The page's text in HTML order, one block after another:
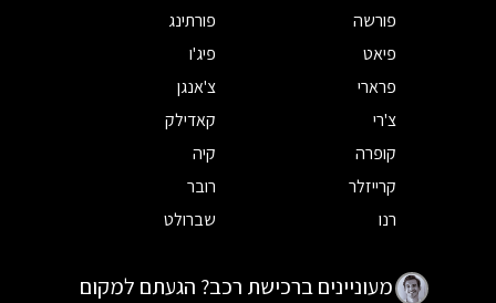
פורשה
פורתינג
פיאט
פיג'ו
פרארי
צ'אנגן
צ'רי
קאדילק
קופרה
קיה
קרייזלר
רובר
רנו
שברולט
מעוניינים ברכישת רכב? הגעתם למקום